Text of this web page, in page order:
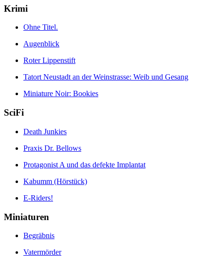
Krimi
Ohne Titel.
Augenblick
Roter Lippenstift
Tatort Neustadt an der Weinstrasse: Weib und Gesang
Miniature Noir: Bookies
SciFi
Death Junkies
Praxis Dr. Bellows
Protagonist A und das defekte Implantat
Kabumm (Hörstück)
E-Riders!
Miniaturen
Begräbnis
Vatermörder